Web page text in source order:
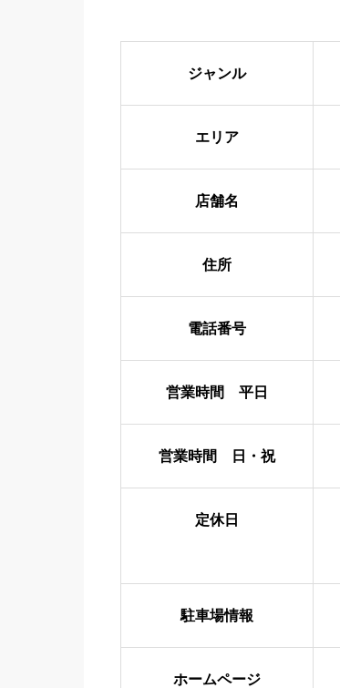
ジャンル
エリア
店舗名
住所
電話番号
営業時間 平日
営業時間 日・祝
定休日
駐車場情報
ホームページ